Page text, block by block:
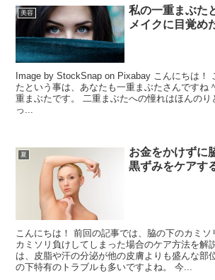
美容
私の一重まぶた
メイクに目覚め
Image by StockSnap on Pixabay こんにちは！
たという事は、あなたも一重まぶたさんですね
重まぶたです。 二重まぶたへの憧れはほんのり
っ...
夏
お金をかけずに
黒ずみをケアす
こんにちは！ 前回の記事では、脇の下のカミソ
カミソリ負けしてしまった場合のケア方法を解
は、皮脂や汗の分泌が他の皮膚よりも盛んな部
の下特有のトラブルも多いですよね。 今...